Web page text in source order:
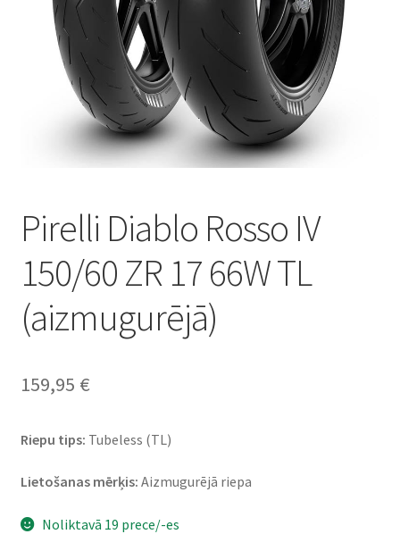
Pirelli Diablo Rosso IV
150/60 ZR 17 66W TL
(aizmugurējā)
159,95 €
Riepu tips: Tubeless (TL)
Lietošanas mērķis: Aizmugurējā riepa
Noliktavā 19 prece/-es